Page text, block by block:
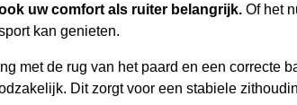
uw comfort als ruiter belangrijk. Of het
kan genieten.
met de rug van het paard en een correcte
Dit zorgt voor een stabiele